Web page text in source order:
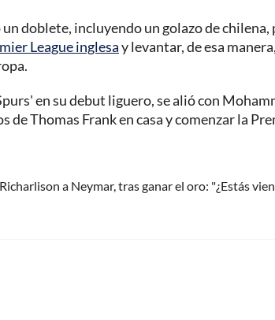
un doblete, incluyendo un golazo de
League inglesay levantar, de esa
en su debut liguero, se alió con
de Thomas Frank en casa y comenzar la
a Neymar, tras ganar el oro: "¿Estás